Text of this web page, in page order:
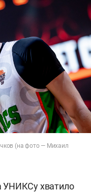
(на фото — Михаил
УНИКСу хватило